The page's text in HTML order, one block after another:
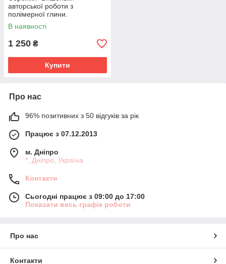
авторської роботи з
полімерної глини.
В наявності
1 250 ₴
Купити
Про нас
96% позитивних з 50 відгуків за рік
Працює з 07.12.2013
м. Дніпро
*, Дніпро, Україна
Контакти
Сьогодні працює з 09:00 до 17:00
Показати весь графік роботи
Про нас
Контакти